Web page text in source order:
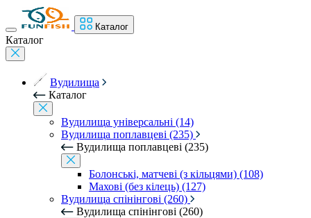
Каталог
Каталог
Вудилища
Каталог
Вудилища універсальні (14)
Вудилища поплавцеві (235)
Вудилища поплавцеві (235)
Болонські, матчеві (з кільцями) (108)
Махові (без кілець) (127)
Вудилища спінінгові (260)
Вудилища спінінгові (260)